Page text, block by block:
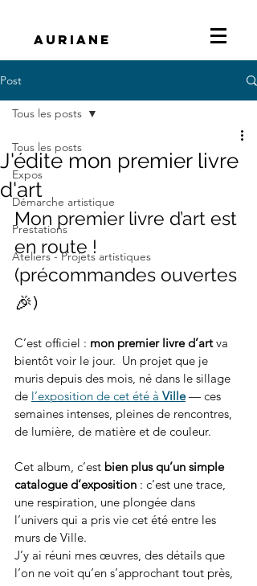
Auriane
Post
Tous les posts
Expos
Démarche artistique
Prestations
Ateliers - Projets artistiques
Tous les posts
J'édite mon premier livre
d'art
Mon premier livre d’art est
en route !
(précommandes ouvertes
🎉)
C’est officiel : mon premier livre d’art va
bientôt voir le jour.  Un projet que je
muris depuis des mois, né dans le sillage
de l’exposition de cet été à Ville — ces
semaines intenses, pleines de rencontres,
de lumière, de matière et de couleur.
Cet album, c’est bien plus qu’un simple
catalogue d’exposition : c’est une trace,
une respiration, une plongée dans
l’univers qui a pris vie cet été entre les
murs de Ville.
J’y ai réuni mes œuvres, des détails que
l’on ne voit qu’en s’approchant tout près,